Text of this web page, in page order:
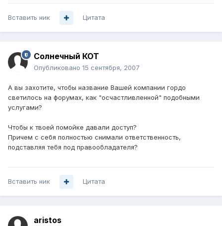
Вставить ник Цитата
Солнечный КОТ
Опубликовано 15 сентября, 2007
А вы захотите, чтобы название Вашей компании гордо
светилось на форумах, как "осчастливленной" подобными
услугами?
Чтобы к твоей помойке давали доступ?
Причем с себя полностью снимали ответственность,
подставляя тебя под правообладателя?
Вставить ник Цитата
aristos